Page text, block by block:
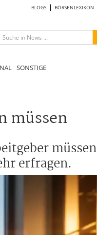
BLOGS BÖRSENLEXIKON
SONSTIGE
müssen
müssen
erfragen.